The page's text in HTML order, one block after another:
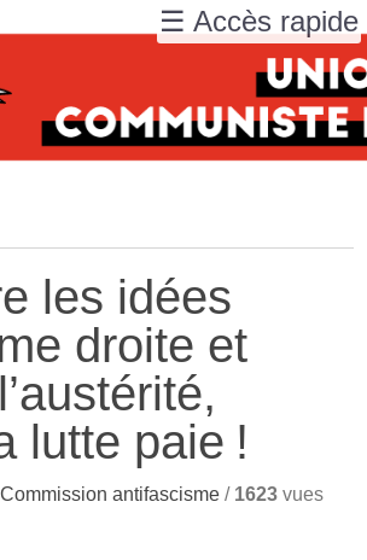
les idées
droite et
lutte paie !
Commission antifascisme / 1623 vues
☰ Accès rapide